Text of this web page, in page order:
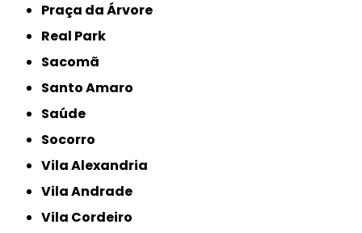
Praça da Árvore
Real Park
Sacomã
Santo Amaro
Saúde
Socorro
Vila Alexandria
Vila Andrade
Vila Cordeiro